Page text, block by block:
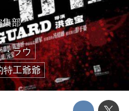
集部
・ラウ
特工爺爺